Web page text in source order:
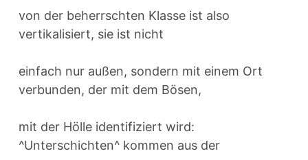
von der beherrschten Klasse ist also
vertikalisiert, sie ist nicht
einfach nur außen, sondern mit einem Ort
verbunden, der mit dem Bösen,
mit der Hölle identifiziert wird:
^Unterschichten^ kommen aus der